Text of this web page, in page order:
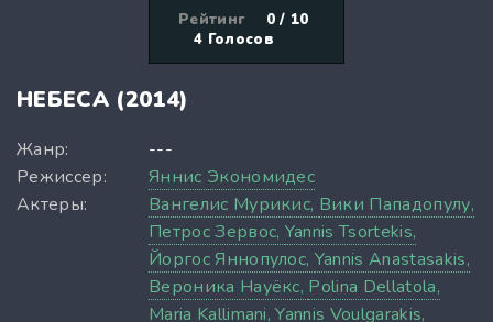
Рейтинг
0 / 10
4 Голосов
НЕБЕСА (2014)
Жанр:
---
Режиссер:
Яннис Экономидес
Актеры:
Вангелис Мурикис, Вики Пападопулу,
Петрос Зервос, Yannis Tsortekis,
Йоргос Яннопулос, Yannis Anastasakis,
Вероника Науёкс, Polina Dellatola,
Maria Kallimani,Yannis Voulgarakis,